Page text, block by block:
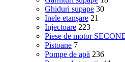
Ghiduri supape 30
Inele etanșare 21
Injectoare 223
Piese de motor
Pistoane 7
Pompe de apă 236